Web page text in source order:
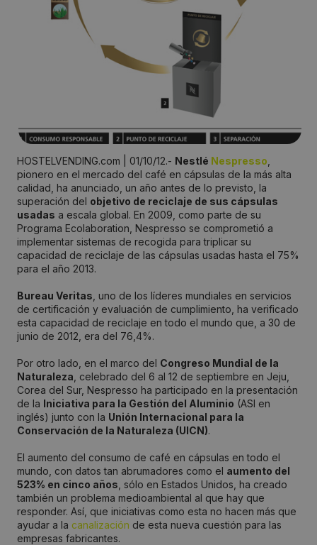
HOSTELVENDING.com | 01/10/12.- Nestlé Nespresso
pionero en el mercado del café en cápsulas de la más alta
calidad, ha anunciado, un año antes de lo previsto, la
superación del objetivo de reciclaje de sus cápsulas
usadas a escala global. En 2009, como parte de su
Programa Ecolaboration, Nespresso se comprometió a
implementar sistemas de recogida para triplicar su
capacidad de reciclaje de las cápsulas usadas hasta el 75%
para el año 2013.
Bureau Veritas , uno de los líderes mundiales en servicios
de certificación y evaluación de cumplimiento, ha verificado
esta capacidad de reciclaje en todo el mundo que, a 30 de
junio de 2012, era del 76,4%.
Por otro lado, en el marco del Congreso Mundial de la
Naturaleza , celebrado del 6 al 12 de septiembre en Jeju,
Corea del Sur, Nespresso ha participado en la presentación
de la Iniciativa para la Gestión del Aluminio (ASI en
inglés) junto con la Unión Internacional para la
Conservación de la Naturaleza (UICN).
El aumento del consumo de café en cápsulas en todo el
mundo, con datos tan abrumadores como el aumento del
523% en cinco años , sólo en Estados Unidos, ha creado
también un problema medioambiental al que hay que
responder. Así, que iniciativas como esta no hacen más que
ayudar a la canalización de esta nueva cuestión para las
empresas fabricantes.